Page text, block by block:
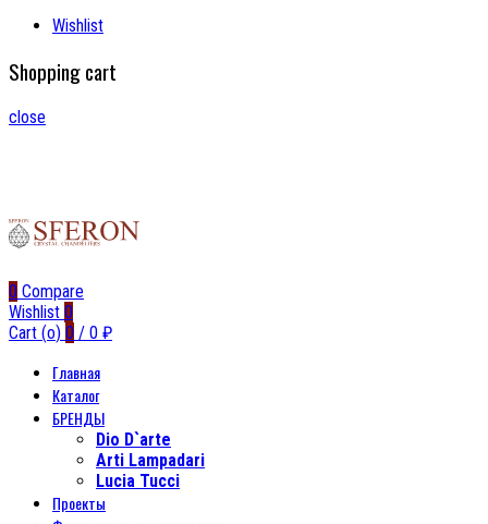
Wishlist
Shopping cart
close
0 Compare
Wishlist 0
Cart (o) 0 / 0 ₽
Главная
Каталог
БРЕНДЫ
Dio D`arte
Arti Lampadari
Lucia Tucci
Проекты